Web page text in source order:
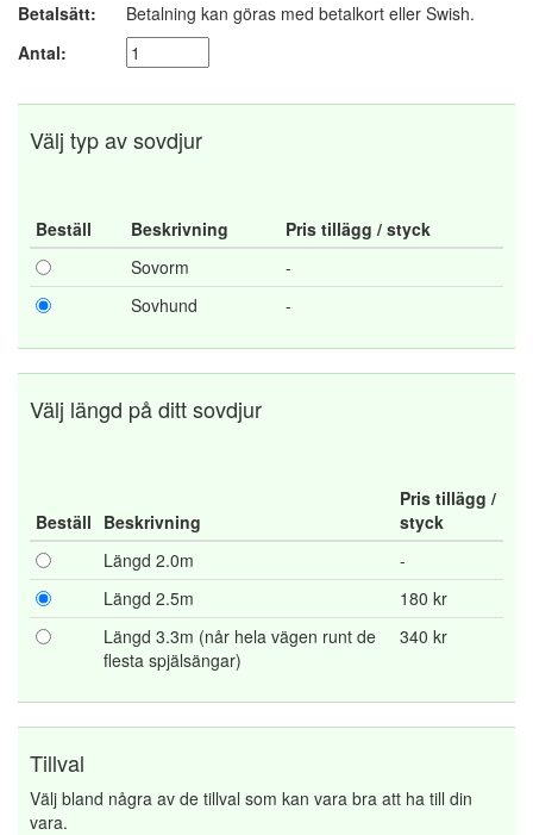
Betalsätt:
Betalning kan göras med betalkort eller Swish.
Antal:
Välj typ av sovdjur
Beställ Beskrivning
Pris tillägg / styck
Sovorm
-
Sovhund
-
Välj längd på ditt sovdjur
Beställ Beskrivning
Pris tillägg /
styck
Längd 2.0m
-
Längd 2.5m
180 kr
Längd 3.3m (når hela vägen runt de
flesta spjälsängar)
340 kr
Tillval
Välj bland några av de tillval som kan vara bra att ha till din
vara.